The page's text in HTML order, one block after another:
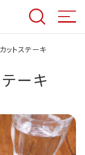
ットステーキ
ーキ